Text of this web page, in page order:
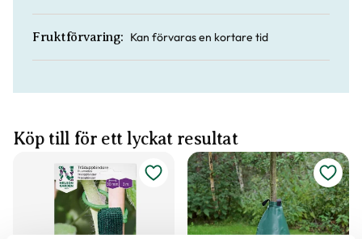
Fruktförvaring: Kan förvaras en kortare tid
Köp till för ett lyckat resultat